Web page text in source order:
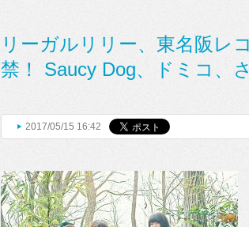
リーガルリリー、東名阪レ
禁！ Saucy Dog、ドミコ、
2017/05/15 16:42